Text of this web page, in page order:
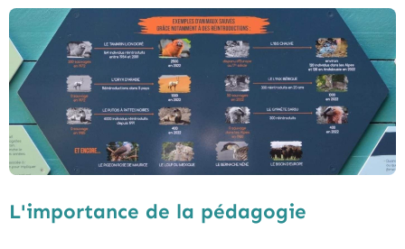
L'importance de la pédagogie